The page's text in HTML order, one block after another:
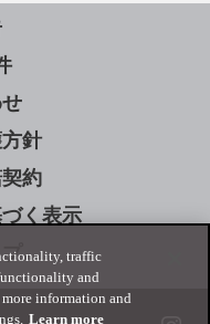
針
約
く表示
traffic
and
information and
Learn more